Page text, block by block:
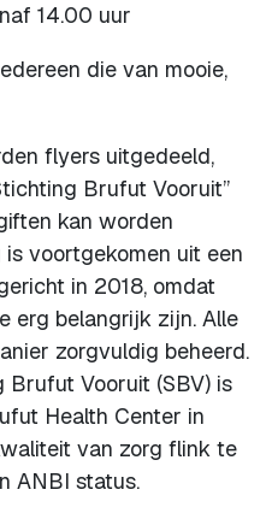
14.00 uur
die van mooie,
flyers uitgedeeld,
Brufut Vooruit”
kan worden
voortgekomen uit een
in 2018, omdat
erg belangrijk zijn. Alle
zorgvuldig beheerd.
Vooruit (SBV) is
Health Center in
van zorg flink te
ANBI status.